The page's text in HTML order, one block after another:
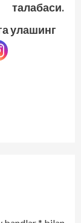
талабаси.
улашинг